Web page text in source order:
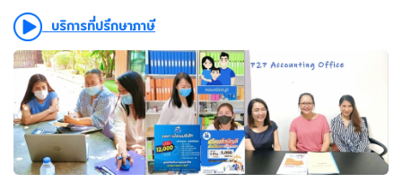
บริการที่ปรึกษาภาษี